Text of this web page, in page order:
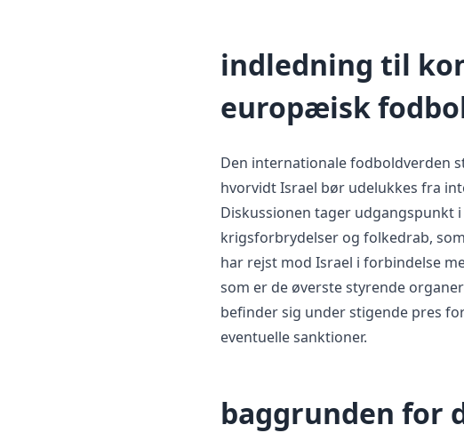
indledning til
europæisk
Den internationale fodboldverden
hvorvidt Israel bør udelukkes fra
Diskussionen tager udgangspunkt
krigsforbrydelser og folkedrab,
har rejst mod Israel i forbindelse
som er de øverste styrende
befinder sig under stigende pres
eventuelle sanktioner.
baggrunden for